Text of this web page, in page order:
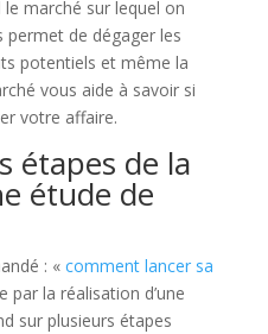
le marché sur lequel on
permet de dégager les
potentiels et même la
vous aide à savoir si
votre affaire.
étapes de la
étude de
: « comment lancer sa
par la réalisation d’une
sur plusieurs étapes